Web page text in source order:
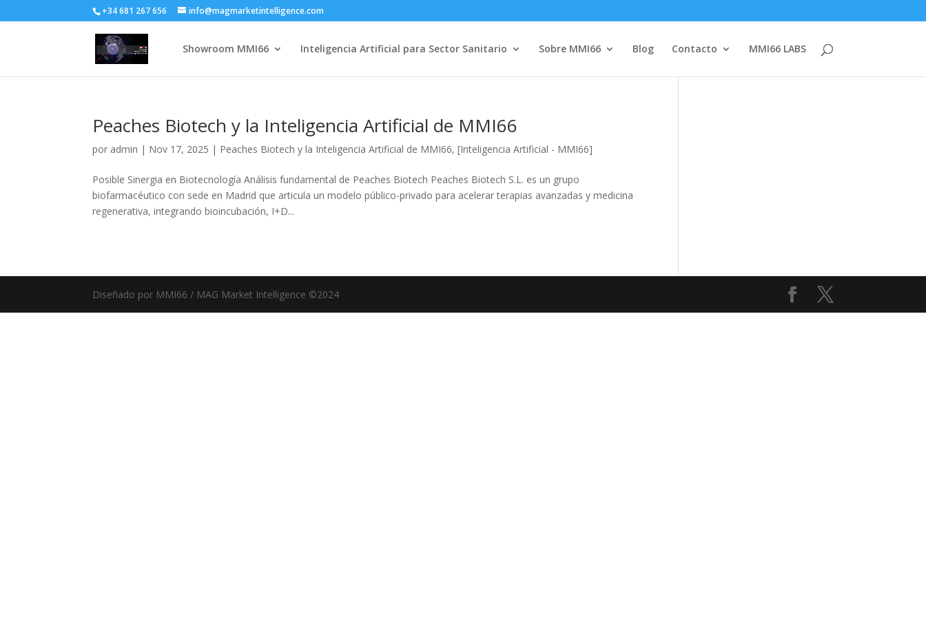
+34 681 267 656 info@magmarketintelligence.com
Showroom MMI66 Inteligencia Artificial para Sector Sanitario Sobre MMI66 Blog Contacto MMI66 LABS
Peaches Biotech y la Inteligencia Artificial de MMI66
por admin | Nov 17, 2025 | Peaches Biotech y la Inteligencia Artificial de MMI66,[Inteligencia Artificial - MMI66]
Posible Sinergia en Biotecnología Análisis fundamental de Peaches Biotech Peaches Biotech S.L. es un grupo
biofarmacéutico con sede en Madrid que articula un modelo público-privado para acelerar terapias avanzadas y medicina
regenerativa, integrando bioincubación, I+D...
Diseñado por MMI66 / MAG Market Intelligence ©2024